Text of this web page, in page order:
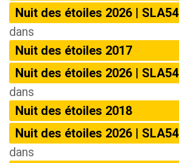
Nuit des étoiles 2026 | SLA54
dans
Nuit des étoiles 2017
Nuit des étoiles 2026 | SLA54
dans
Nuit des étoiles 2018
Nuit des étoiles 2026 | SLA54
dans